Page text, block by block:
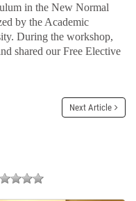
in the New Normal
by the Academic
During the workshop,
shared our Free Elective
Next Article